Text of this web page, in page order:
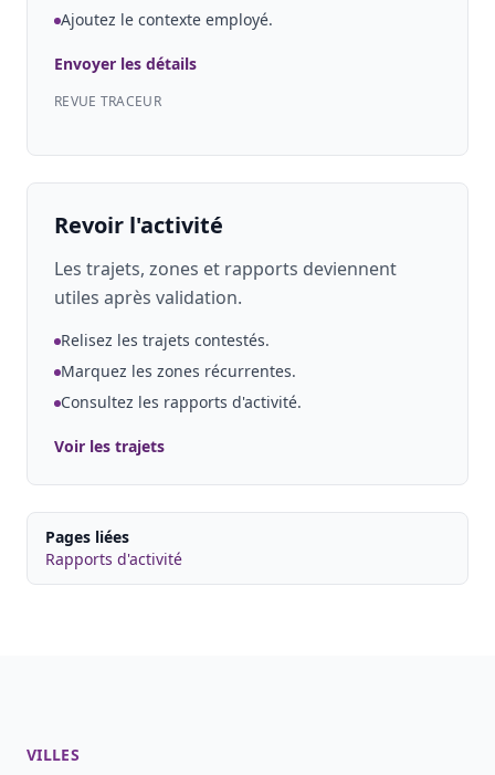
Ajoutez le contexte employé.
Envoyer les détails
REVUE TRACEUR
Revoir l'activité
Les trajets, zones et rapports deviennent
utiles après validation.
Relisez les trajets contestés.
Marquez les zones récurrentes.
Consultez les rapports d'activité.
Voir les trajets
Pages liées
Rapports d'activité
VILLES